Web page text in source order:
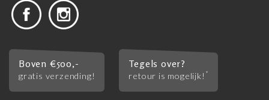
Boven €500,-
gratis verzending!
Tegels over?
retour is mogelijk! *